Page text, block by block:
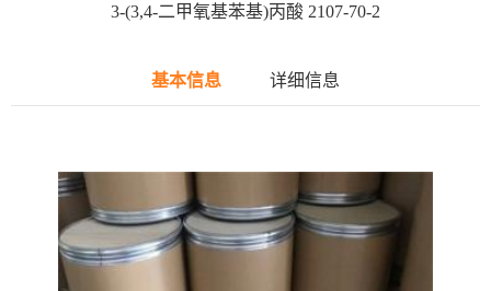
3-(3,4-二甲氧基苯基)丙酸 2107-70-2
基本信息 详细信息